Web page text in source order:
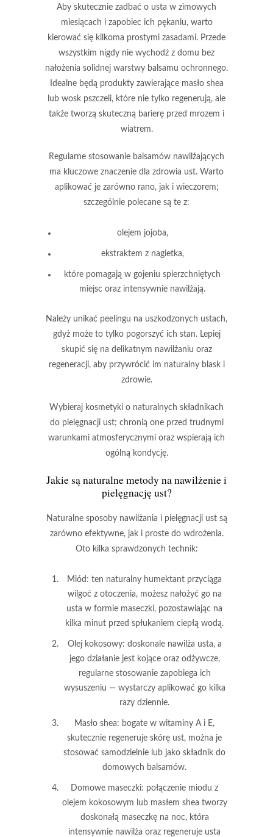
Aby skutecznie zadbać o usta w zimowych
miesiącach i zapobiec ich pękaniu, warto
kierować się kilkoma prostymi zasadami. Przede
wszystkim nigdy nie wychodź z domu bez
nałożenia solidnej warstwy balsamu ochronnego.
Idealne będą produkty zawierające masło shea
lub wosk pszczeli, które nie tylko regenerują, ale
także tworzą skuteczną barierę przed mrozem i
wiatrem.
Regularne stosowanie balsamów nawilżających
ma kluczowe znaczenie dla zdrowia ust. Warto
aplikować je zarówno rano, jak i wieczorem;
szczególnie polecane są te z:
olejem jojoba,
ekstraktem z nagietka,
które pomagają w gojeniu spierzchniętych
miejsc oraz intensywnie nawilżają.
Należy unikać peelingu na uszkodzonych ustach,
gdyż może to tylko pogorszyć ich stan. Lepiej
skupić się na delikatnym nawilżaniu oraz
regeneracji, aby przywrócić im naturalny blask i
zdrowie.
Wybieraj kosmetyki o naturalnych składnikach
do pielęgnacji ust; chronią one przed trudnymi
warunkami atmosferycznymi oraz wspierają ich
ogólną kondycję.
Jakie są naturalne metody na nawilżenie i
pielęgnację ust?
Naturalne sposoby nawilżania i pielęgnacji ustsą
zarówno efektywne, jak i proste do wdrożenia.
Oto kilka sprawdzonych technik:
Miód : ten naturalny humektant przyciąga
wilgoć z otoczenia, możesz nałożyć go na
usta w formie maseczki, pozostawiając na
kilka minut przed spłukaniem ciepłą wodą.
Olej kokosowy: doskonale nawilża usta, a
jego działanie jest kojące oraz odżywcze,
regularne stosowanie zapobiega ich
wysuszeniu — wystarczy aplikować go kilka
razy dziennie.
Masło shea: bogate w witaminy A i E,
skutecznie regeneruje skórę ust, można je
stosować samodzielnie lub jako składnik do
domowych balsamów.
Domowe maseczki: połączenie miodu z
olejem kokosowym lub masłem shea tworzy
doskonałą maseczkę na noc, która
intensywnie nawilża oraz regeneruje usta